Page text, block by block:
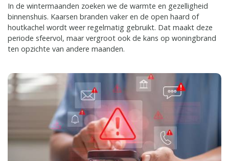
In de wintermaanden zoeken we de warmte en gezelligheid
binnenshuis. Kaarsen branden vaker en de open haard of
houtkachel wordt weer regelmatig gebruikt. Dat maakt deze
periode sfeervol, maar vergroot ook de kans op woningbrand
ten opzichte van andere maanden.